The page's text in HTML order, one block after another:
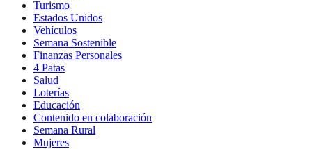
Turismo
Estados Unidos
Vehículos
Semana Sostenible
Finanzas Personales
4 Patas
Salud
Loterías
Educación
Contenido en colaboración
Semana Rural
Mujeres